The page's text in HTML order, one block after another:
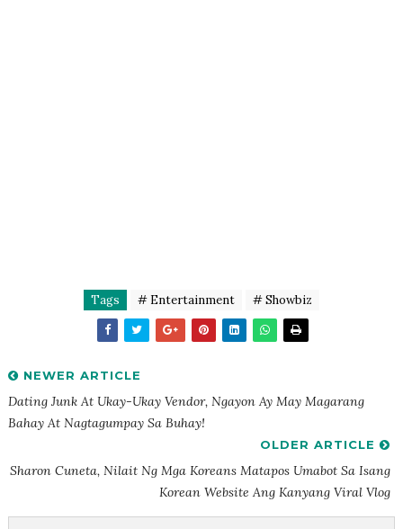
Tags # Entertainment # Showbiz
NEWER ARTICLE
Dating Junk At Ukay-Ukay Vendor, Ngayon Ay May Magarang
Bahay At Nagtagumpay Sa Buhay!
OLDER ARTICLE
Sharon Cuneta, Nilait Ng Mga Koreans Matapos Umabot Sa Isang
Korean Website Ang Kanyang Viral Vlog